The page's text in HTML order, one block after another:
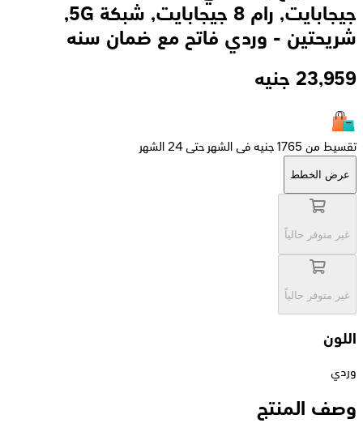
جيجابايت, رام 8 جيجابايت, شبكة 5G,
شريحتين - وردي فاتح مع ضمان سنه
23,959 جنيه
تقسيط من 1765 جنيه فى الشهر حتى 24 الشهر
عرض الخطط
غير متوفر حالياً
غير متوفر حالياً
اللون
وردي
وصف المنتج